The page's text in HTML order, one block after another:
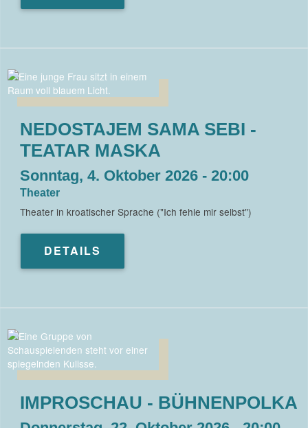
NEDOSTAJEM SAMA SEBI -
TEATAR MASKA
Sonntag, 4. Oktober 2026 - 20:00
Theater
Theater in kroatischer Sprache ("Ich fehle mir selbst")
DETAILS
IMPROSCHAU - BÜHNENPOLKA